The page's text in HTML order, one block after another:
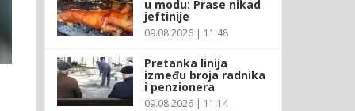
u modu: Prase nikad
jeftinije
09.08.2026 | 11:48
Pretanka linija
između broja radnika
i penzionera
09.08.2026 | 11:14